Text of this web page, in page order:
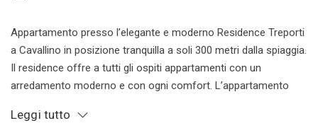
Appartamento presso l’elegante e moderno Residence Treporti
a Cavallino in posizione tranquilla a soli 300 metri dalla spiaggia.
Il residence offre a tutti gli ospiti appartamenti con un
arredamento moderno e con ogni comfort. L’appartamento
matrimoniale e la seconda con due letti singoli; disponibile
Leggi tutto